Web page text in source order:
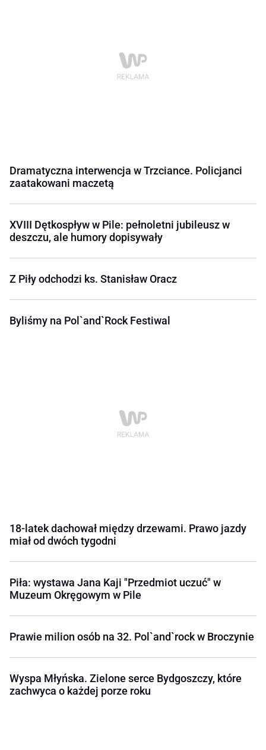
Dramatyczna interwencja w Trzciance. Policjanci
zaatakowani maczetą
XVIII Dętkospływ w Pile: pełnoletni jubileusz w
deszczu, ale humory dopisywały
Z Piły odchodzi ks. Stanisław Oracz
Byliśmy na Pol`and`Rock Festiwal
18-latek dachował między drzewami. Prawo jazdy
miał od dwóch tygodni
Piła: wystawa Jana Kaji "Przedmiot uczuć" w
Muzeum Okręgowym w Pile
Prawie milion osób na 32. Pol`and`rock w Broczynie
Wyspa Młyńska. Zielone serce Bydgoszczy, które
zachwyca o każdej porze roku